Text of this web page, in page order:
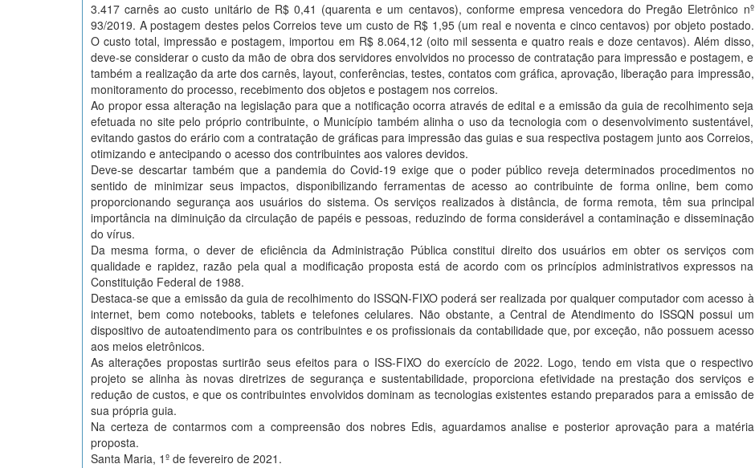
3.417 carnês ao custo unitário de R$ 0,41 (quarenta e um centavos), conforme empresa vencedora do Pregão Eletrônico nº
93/2019. A postagem destes pelos Correios teve um custo de R$ 1,95 (um real e noventa e cinco centavos) por objeto postado.
O custo total, impressão e postagem, importou em R$ 8.064,12 (oito mil sessenta e quatro reais e doze centavos). Além disso,
deve-se considerar o custo da mão de obra dos servidores envolvidos no processo de contratação para impressão e postagem, e
também a realização da arte dos carnês, layout, conferências, testes, contatos com gráfica, aprovação, liberação para impressão,
monitoramento do processo, recebimento dos objetos e postagem nos correios.
Ao propor essa alteração na legislação para que a notificação ocorra através de edital e a emissão da guia de recolhimento seja
efetuada no site pelo próprio contribuinte, o Município também alinha o uso da tecnologia com o desenvolvimento sustentável,
evitando gastos do erário com a contratação de gráficas para impressão das guias e sua respectiva postagem junto aos Correios,
otimizando e antecipando o acesso dos contribuintes aos valores devidos.
Deve-se descartar também que a pandemia do Covid-19 exige que o poder público reveja determinados procedimentos no
sentido de minimizar seus impactos, disponibilizando ferramentas de acesso ao contribuinte de forma online, bem como
proporcionando segurança aos usuários do sistema. Os serviços realizados à distância, de forma remota, têm sua principal
importância na diminuição da circulação de papéis e pessoas, reduzindo de forma considerável a contaminação e disseminação
do vírus.
Da mesma forma, o dever de eficiência da Administração Pública constitui direito dos usuários em obter os serviços com
qualidade e rapidez, razão pela qual a modificação proposta está de acordo com os princípios administrativos expressos na
Constituição Federal de 1988.
Destaca-se que a emissão da guia de recolhimento do ISSQN-FIXO poderá ser realizada por qualquer computador com acesso à
internet, bem como notebooks, tablets e telefones celulares. Não obstante, a Central de Atendimento do ISSQN possui um
dispositivo de autoatendimento para os contribuintes e os profissionais da contabilidade que, por exceção, não possuem acesso
aos meios eletrônicos.
As alterações propostas surtirão seus efeitos para o ISS-FIXO do exercício de 2022. Logo, tendo em vista que o respectivo
projeto se alinha às novas diretrizes de segurança e sustentabilidade, proporciona efetividade na prestação dos serviços e
redução de custos, e que os contribuintes envolvidos dominam as tecnologias existentes estando preparados para a emissão de
sua própria guia.
Na certeza de contarmos com a compreensão dos nobres Edis, aguardamos analise e posterior aprovação para a matéria
proposta.
Santa Maria, 1º de fevereiro de 2021.